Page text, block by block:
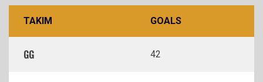
TAKIM GOALS
GG 42